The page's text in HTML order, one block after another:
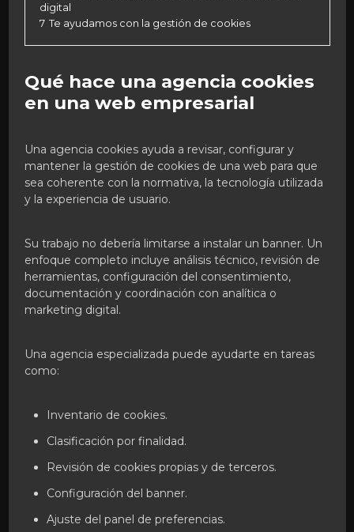
digital
7 Te ayudamos con la gestión de cookies
Qué hace una agencia cookies
en una web empresarial
Una agencia cookies ayuda a revisar, configurar y
mantener la gestión de cookies de una web para que
sea coherente con la normativa, la tecnología utilizada
y la experiencia de usuario.
Su trabajo no debería limitarse a instalar un banner. Un
enfoque completo incluye análisis técnico, revisión de
herramientas, configuración del consentimiento,
documentación y coordinación con analítica o
marketing digital.
Una agencia especializada puede ayudarte en tareas
como:
Inventario de cookies.
Clasificación por finalidad.
Revisión de cookies propias y de terceros.
Configuración del banner.
Ajuste del panel de preferencias.